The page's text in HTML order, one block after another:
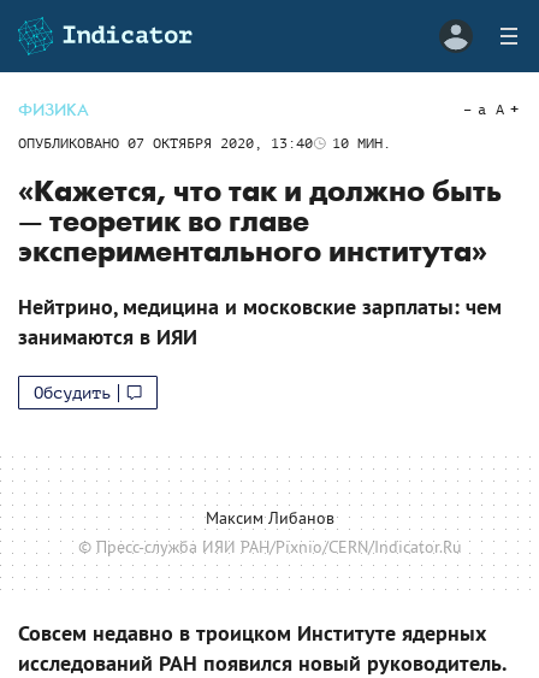
ФИЗИКА
ОПУБЛИКОВАНО 07 ОКТЯБРЯ 2020, 13:40 10 МИН.
a A
«Кажется, что так и должно быть
— теоретик во главе
экспериментального института»
Нейтрино, медицина и московские зарплаты: чем
занимаются в ИЯИ
Обсудить
Максим Либанов
© Пресс-служба ИЯИ РАН/Pixnio/CERN/Indicator.Ru
Совсем недавно в троицком Институте ядерных
исследований РАН появился новый руководитель.